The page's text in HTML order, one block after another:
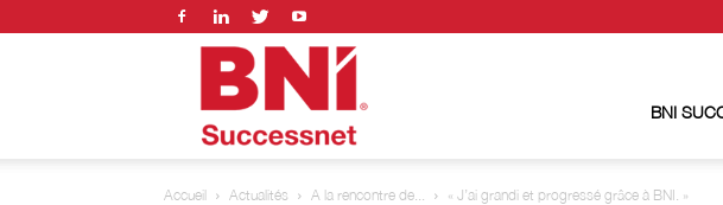
BNI
Accueil Actualités A la rencontre de... « J’ai grandi et progressé grâce à BNI. »